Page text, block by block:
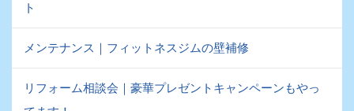
ト
メンテナンス｜フィットネスジムの壁補修
リフォーム相談会｜豪華プレゼントキャンペーンもやっ